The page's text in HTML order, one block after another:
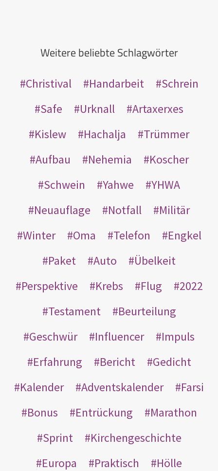
Weitere beliebte Schlagwörter
Christival Handarbeit
Schrein
Safe
Urknall
Artaxerxes
Kislew
Hachalja
Trümmer
Aufbau
Nehemia
Koscher
Schwein
Yahwe
YHWA
Neuauflage
Notfall
Militär
Winter
Oma Telefon
Engkel
Paket
Auto
Übelkeit
Perspektive
Krebs Flug
2022
Testament
Beurteilung
Geschwür
Influencer
Impuls
Erfahrung
Bericht
Gedicht
Kalender
Adventskalender
Farsi
Bonus
Entrückung
Marathon
Sprint
Kirchengeschichte
Europa
Praktisch
Hölle